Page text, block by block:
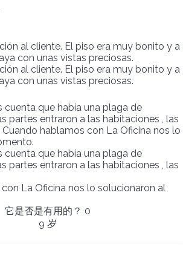
al cliente. El piso era muy bonito y a
con unas vistas preciosas.
al cliente. El piso era muy bonito y a
con unas vistas preciosas.
cuenta que había una plaga de
partes entraron a las habitaciones , las
hablamos con La Oficina nos lo
cuenta que había una plaga de
partes entraron a las habitaciones , las
La Oficina nos lo solucionaron al
它是否是有用的？ 0
9 岁